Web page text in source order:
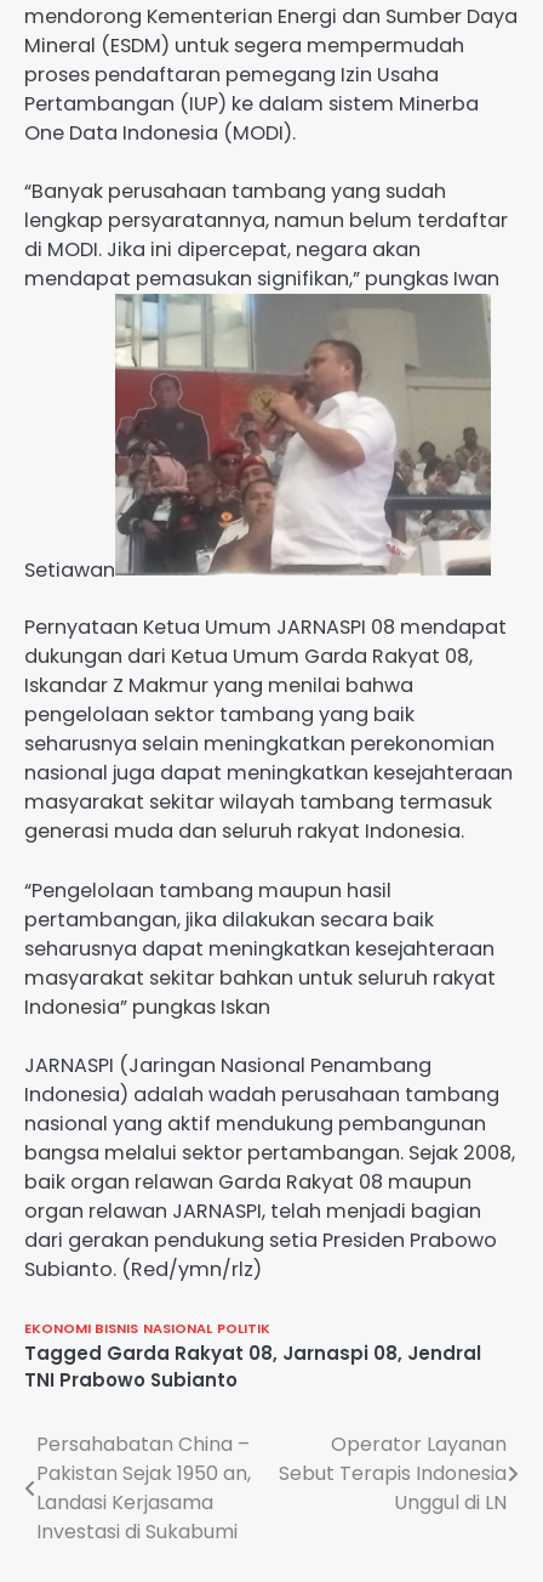
mendorong Kementerian Energi dan Sumber Daya
Mineral (ESDM) untuk segera mempermudah
proses pendaftaran pemegang Izin Usaha
Pertambangan (IUP) ke dalam sistem Minerba
One Data Indonesia (MODI).
“Banyak perusahaan tambang yang sudah
lengkap persyaratannya, namun belum terdaftar
di MODI. Jika ini dipercepat, negara akan
mendapat pemasukan signifikan,” pungkas Iwan
Setiawan
Pernyataan Ketua Umum JARNASPI 08 mendapat
dukungan dari Ketua Umum Garda Rakyat 08,
Iskandar Z Makmur yang menilai bahwa
pengelolaan sektor tambang yang baik
seharusnya selain meningkatkan perekonomian
nasional juga dapat meningkatkan kesejahteraan
masyarakat sekitar wilayah tambang termasuk
generasi muda dan seluruh rakyat Indonesia.
“Pengelolaan tambang maupun hasil
pertambangan, jika dilakukan secara baik
seharusnya dapat meningkatkan kesejahteraan
masyarakat sekitar bahkan untuk seluruh rakyat
Indonesia” pungkas Iskan
JARNASPI (Jaringan Nasional Penambang
Indonesia) adalah wadah perusahaan tambang
nasional yang aktif mendukung pembangunan
bangsa melalui sektor pertambangan. Sejak 2008,
baik organ relawan Garda Rakyat 08 maupun
organ relawan JARNASPI, telah menjadi bagian
dari gerakan pendukung setia Presiden Prabowo
Subianto. (Red/ymn/rlz)
EKONOMI BISNIS NASIONAL POLITIK
Tagged Garda Rakyat 08, Jarnaspi 08, Jendral
TNI Prabowo Subianto
Navigasi
pos
Persahabatan China –
Pakistan Sejak 1950 an,
Landasi Kerjasama
Investasi di Sukabumi
Operator Layanan
Sebut Terapis Indonesia
Unggul di LN